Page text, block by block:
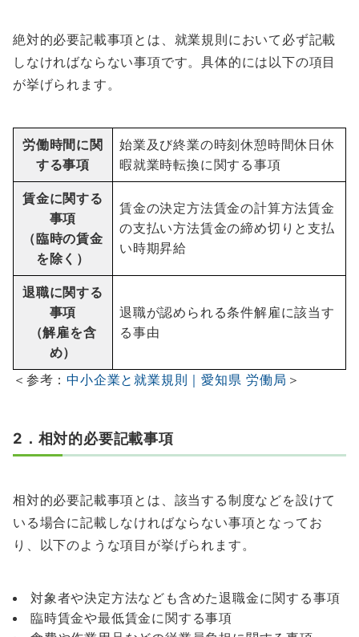
絶対的必要記載事項とは、就業規則において必ず記載
しなければならない事項です。具体的には以下の項目
が挙げられます。
労働時間に関
する事項
始業及び終業の時刻休憩時間休日休
暇就業時転換に関する事項
賃金に関する
事項
（臨時の賃金
を除く）
賃金の決定方法賃金の計算方法賃金
の支払い方法賃金の締め切りと支払
い時期昇給
退職に関する
事項
（解雇を含
め）
退職が認められる条件解雇に該当す
る事由
＜参考：中小企業と就業規則｜愛知県 労働局 ＞
2．相対的必要記載事項
相対的必要記載事項とは、該当する制度などを設けて
いる場合に記載しなければならない事項となってお
り、以下のような項目が挙げられます。
対象者や決定方法なども含めた退職金に関する事項
臨時賃金や最低賃金に関する事項